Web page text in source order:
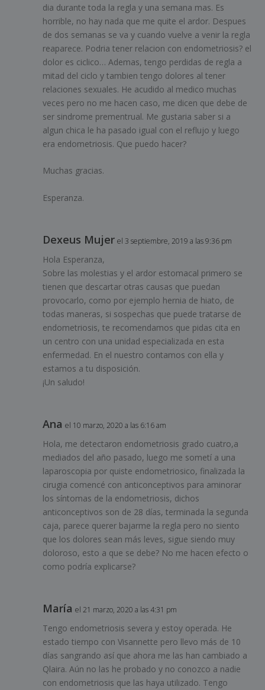
dia durante toda la regla y una semana mas. Es
horrible, no hay nada que me quite el ardor. Despues
de dos semanas se va y cuando vuelve a venir la regla
reaparece. Podria tener relacion con endometriosis? el
dolor es ciclico… Ademas, tengo perdidas de regla a
mitad del ciclo y tambien tengo dolores al tener
relaciones sexuales. He acudido al medico muchas
veces pero no me hacen caso, me dicen que debe de
ser sindrome prementrual. Me gustaria saber si a
algun chica le ha pasado igual con el reflujo y luego
era endometriosis. Que puedo hacer?
Muchas gracias.
Esperanza.
Dexeus Mujer el 3 septiembre, 2019 a las 9:36 pm
Hola Esperanza,
Sobre las molestias y el ardor estomacal primero se
tienen que descartar otras causas que puedan
provocarlo, como por ejemplo hernia de hiato, de
todas maneras, si sospechas que puede tratarse de
endometriosis, te recomendamos que pidas cita en
un centro con una unidad especializada en esta
enfermedad. En el nuestro contamos con ella y
estamos a tu disposición.
¡Un saludo!
Ana el 10 marzo, 2020 a las 6:16 am
Hola, me detectaron endometriosis grado cuatro,a
mediados del año pasado, luego me sometí a una
laparoscopia por quiste endometriosico, finalizada la
cirugia comencé con anticonceptivos para aminorar
los síntomas de la endometriosis, dichos
anticonceptivos son de 28 días, terminada la segunda
caja, parece querer bajarme la regla pero no siento
que los dolores sean más leves, sigue siendo muy
doloroso, esto a que se debe? No me hacen efecto o
como podría explicarse?
María el 21 marzo, 2020 a las 4:31 pm
Tengo endometriosis severa y estoy operada. He
estado tiempo con Visannette pero llevo más de 10
días sangrando así que ahora me las han cambiado a
Qlaira. Aún no las he probado y no conozco a nadie
con endometriosis que las haya utilizado. Tengo